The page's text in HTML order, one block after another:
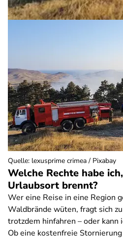
Welche Rechte habe
Urlaubsort brennt?
Wer eine Reise in eine Region
Waldbrände wüten, fragt sich
trotzdem hinfahren – oder kann
Ob eine kostenfreie
Quelle: lexusprime crimea / Pixabay